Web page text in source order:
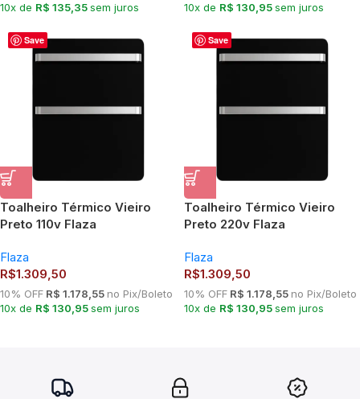
10x de R$ 135,35sem juros
10x de R$ 130,95sem juros
Save
Toalheiro Térmico Vieiro
Preto 110v Flaza
Flaza
R$1.309,50
10% OFF R$ 1.178,55 no Pix/Boleto
10x de R$ 130,95sem juros
Save
Toalheiro Térmico Vieiro
Preto 220v Flaza
Flaza
R$1.309,50
10% OFF R$ 1.178,55 no Pix/Boleto
10x de R$ 130,95sem juros